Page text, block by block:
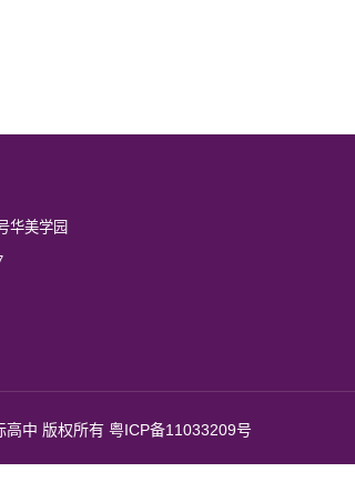
华美学园
高中 版权所有 粤ICP备11033209号